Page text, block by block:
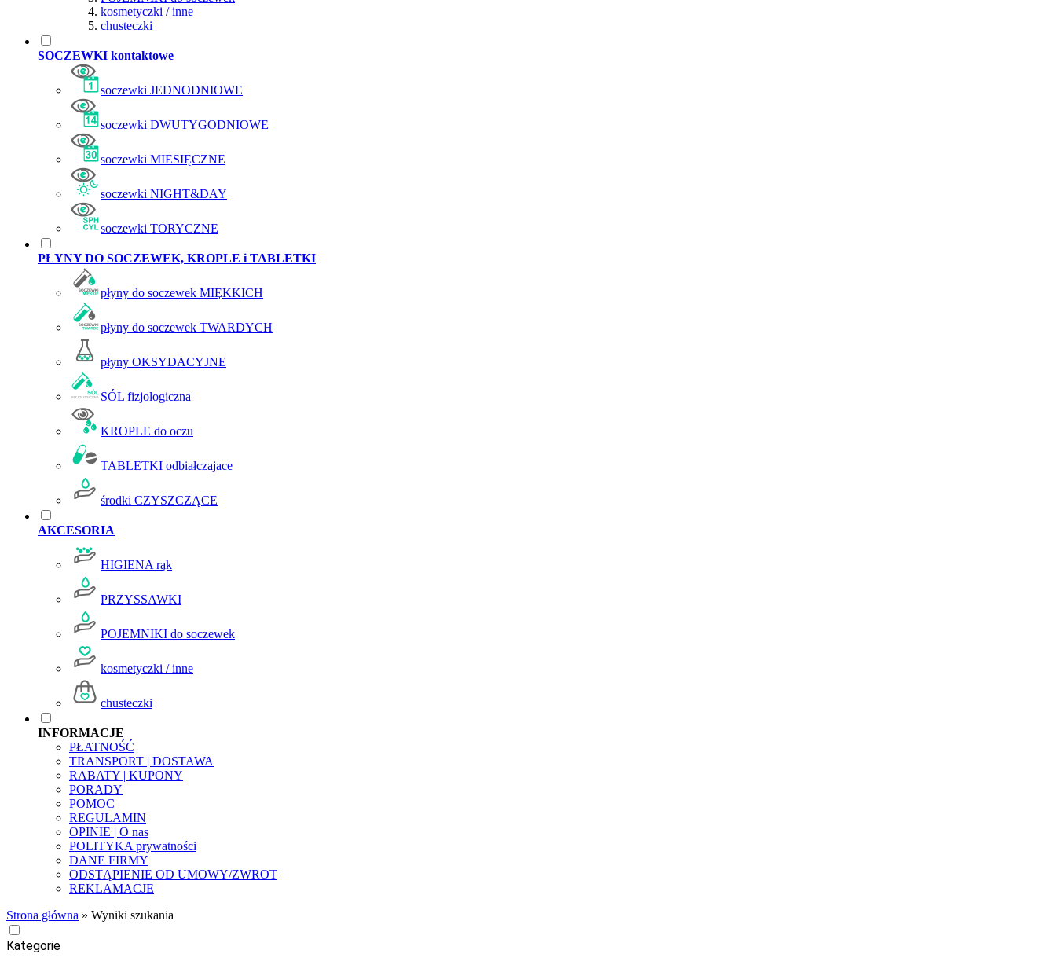
kosmetyczki / inne
chusteczki
SOCZEWKI kontaktowe
soczewki JEDNODNIOWE
soczewki DWUTYGODNIOWE
soczewki MIESIĘCZNE
soczewki NIGHT&DAY
soczewki TORYCZNE
PŁYNY DO SOCZEWEK, KROPLE i TABLETKI
płyny do soczewek MIĘKKICH
płyny do soczewek TWARDYCH
płyny OKSYDACYJNE
SÓL fizjologiczna
KROPLE do oczu
TABLETKI odbiałczajace
środki CZYSZCZĄCE
AKCESORIA
HIGIENA rąk
PRZYSSAWKI
POJEMNIKI do soczewek
kosmetyczki / inne
chusteczki
INFORMACJE
PŁATNOŚĆ
TRANSPORT | DOSTAWA
RABATY | KUPONY
PORADY
POMOC
REGULAMIN
OPINIE | O nas
POLITYKA prywatności
DANE FIRMY
ODSTĄPIENIE OD UMOWY/ZWROT
REKLAMACJE
Strona główna » Wyniki szukania
Kategorie